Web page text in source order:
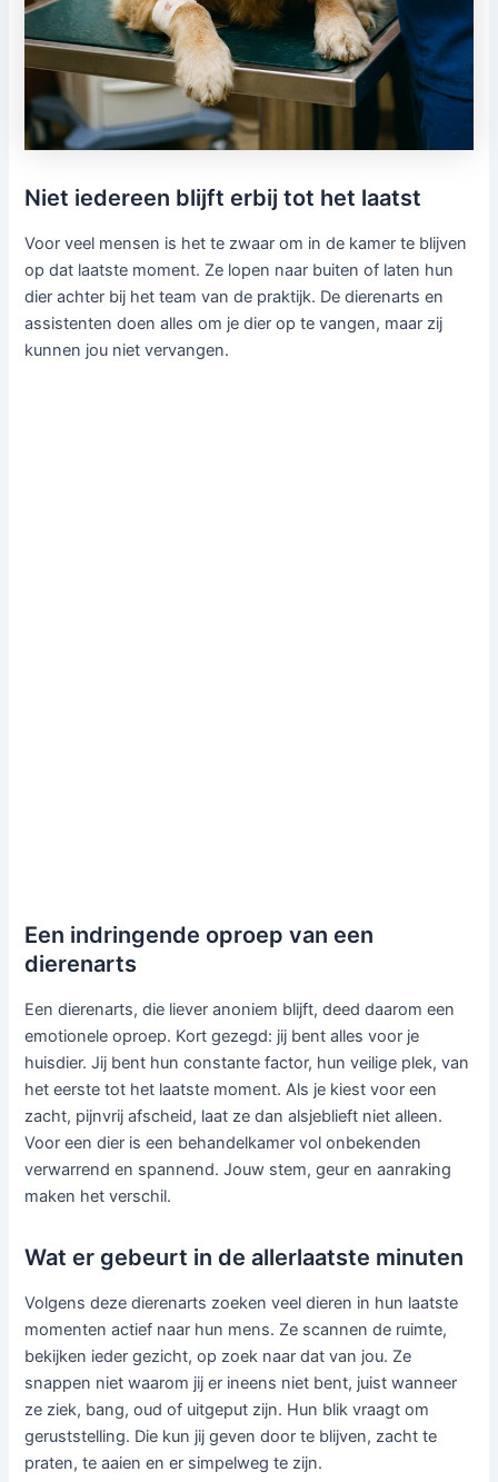
Niet iedereen blijft erbij tot het laatst
Voor veel mensen is het te zwaar om in de kamer te blijven
op dat laatste moment. Ze lopen naar buiten of laten hun
dier achter bij het team van de praktijk. De dierenarts en
assistenten doen alles om je dier op te vangen, maar zij
kunnen jou niet vervangen.
Een indringende oproep van een
dierenarts
Een dierenarts, die liever anoniem blijft, deed daarom een
emotionele oproep. Kort gezegd: jij bent alles voor je
huisdier. Jij bent hun constante factor, hun veilige plek, van
het eerste tot het laatste moment. Als je kiest voor een
zacht, pijnvrij afscheid, laat ze dan alsjeblieft niet alleen.
Voor een dier is een behandelkamer vol onbekenden
verwarrend en spannend. Jouw stem, geur en aanraking
maken het verschil.
Wat er gebeurt in de allerlaatste minuten
Volgens deze dierenarts zoeken veel dieren in hun laatste
momenten actief naar hun mens. Ze scannen de ruimte,
bekijken ieder gezicht, op zoek naar dat van jou. Ze
snappen niet waarom jij er ineens niet bent, juist wanneer
ze ziek, bang, oud of uitgeput zijn. Hun blik vraagt om
geruststelling. Die kun jij geven door te blijven, zacht te
praten, te aaien en er simpelweg te zijn.